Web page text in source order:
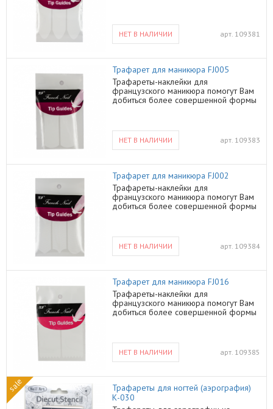
НЕТ В НАЛИЧИИ арт. 109381
Трафарет для маникюра FJ005
Трафареты-наклейки для
французcкого маникюра помогут Вам
добиться более совершенной формы
НЕТ В НАЛИЧИИ арт. 109383
Трафарет для маникюра FJ002
Трафареты-наклейки для
французcкого маникюра помогут Вам
добиться более совершенной формы
НЕТ В НАЛИЧИИ арт. 109384
Трафарет для маникюра FJ016
Трафареты-наклейки для
французcкого маникюра помогут Вам
добиться более совершенной формы
НЕТ В НАЛИЧИИ арт. 109385
sale
Трафареты для ногтей (аэрография)
К-030